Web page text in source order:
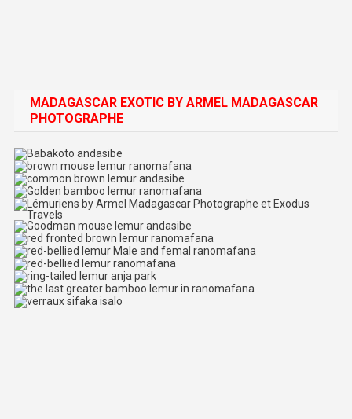
MADAGASCAR EXOTIC BY ARMEL MADAGASCAR
PHOTOGRAPHE